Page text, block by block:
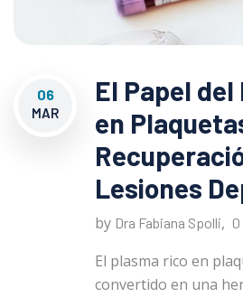
06
MAR
El Papel
en
Lesiones
by Dra Fabiana Spolli,
El plasma rico en
convertido en una